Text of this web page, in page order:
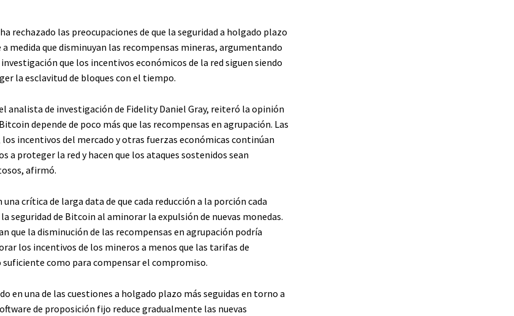
rechazado las preocupaciones de que la seguridad a holgado plazo
medida que disminuyan las recompensas mineras, argumentando
que los incentivos económicos de la red siguen siendo
la esclavitud de bloques con el tiempo.
analista de investigación de Fidelity Daniel Gray, reiteró la opinión
depende de poco más que las recompensas en agrupación. Las
incentivos del mercado y otras fuerzas económicas continúan
a proteger la red y hacen que los ataques sostenidos sean
afirmó.
crítica de larga data de que cada reducción a la porción cada
seguridad de Bitcoin al aminorar la expulsión de nuevas monedas.
que la disminución de las recompensas en agrupación podría
los incentivos de los mineros a menos que las tarifas de
como para compensar el compromiso.
en una de las cuestiones a holgado plazo más seguidas en torno a
de proposición fijo reduce gradualmente las nuevas